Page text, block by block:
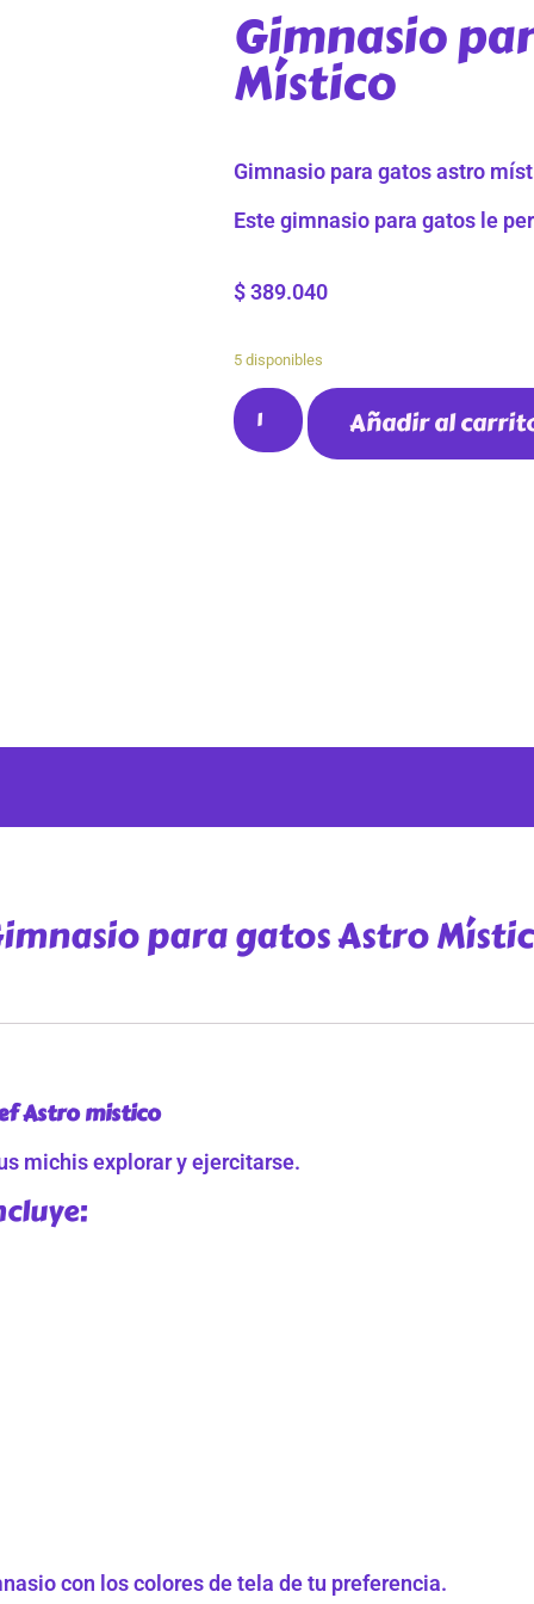
Gimnasio
Místico
Gimnasio para gatos astro
Este gimnasio para gatos le
$389.040
5 disponibles
Añadir al
para gatos Astro
Astro mistico
michis explorar y ejercitarse.
con los colores de tela de tu preferencia.